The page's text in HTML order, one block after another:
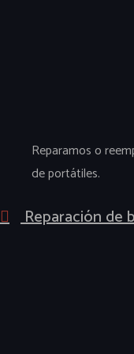
Reparamos o
de portátiles.
Reparación de